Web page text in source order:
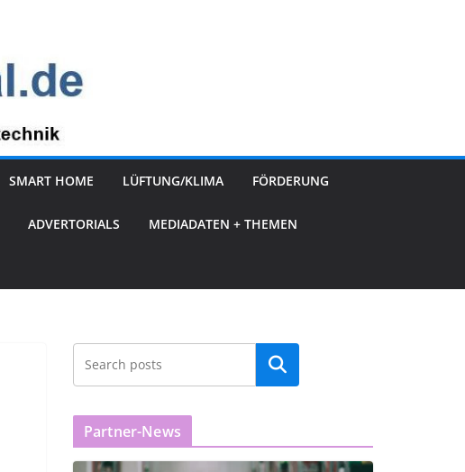
SMART HOME LÜFTUNG/KLIMA FÖRDERUNG
ADVERTORIALS MEDIADATEN + THEMEN
Partner-News